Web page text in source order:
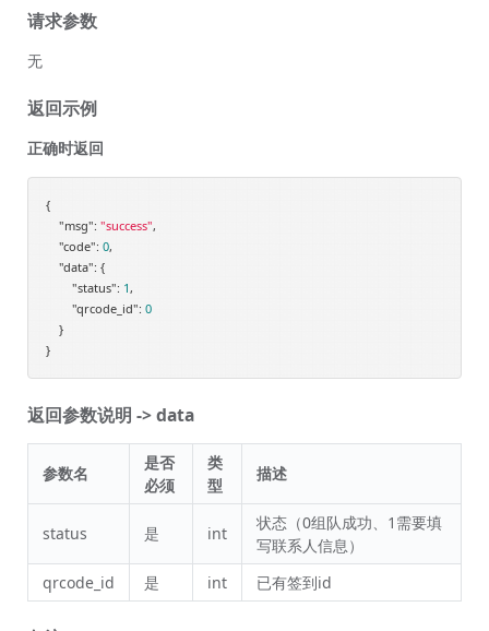
请求参数
无
返回示例
正确时返回
{
"msg": "success",
"code": 0,
"data": {
"status": 1,
"qrcode_id": 0
    }
}
返回参数说明 -> data
参数名
是否
必须
类
型
描述
status 是 int
状态（0组队成功、1需要填
写联系人信息）
qrcode_id
是 int 已有签到id